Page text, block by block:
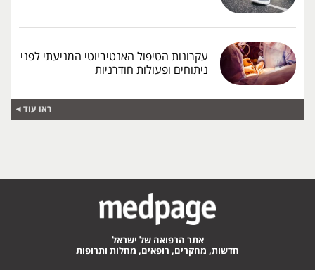
עקרונות הטיפול האנטיביוטי המניעתי לפני
ניתוחים ופעולות חודרניות
ראו עוד
אתר הרפואה של ישראל
חדשות, מחקרים, רופאים, מחלות ותרופות